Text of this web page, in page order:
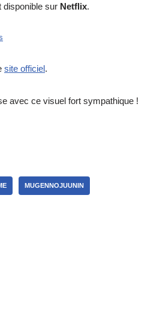
disponible sur Netflix.
site officiel.
avec ce visuel fort sympathique !
MUGENNOJUUNIN